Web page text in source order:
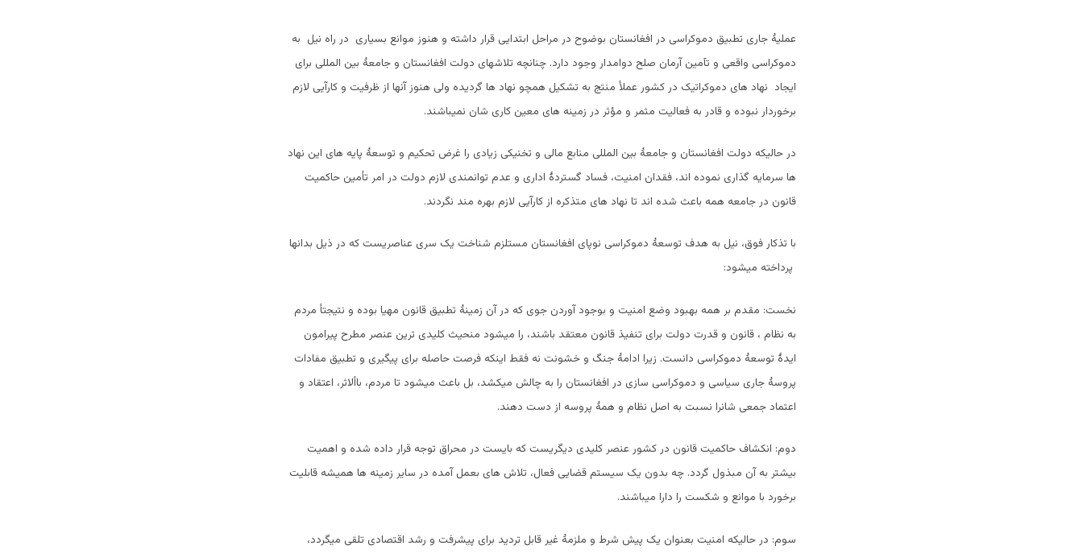
عملیۀ جاری تطبیق دموکراسی در افغانستان بوضوح در مراحل ابتدایی قرار داشته و هنوز موانع بسیاری در راه نیل به
دموکراسی واقعی و تآمین آرمان صلح دوامدار وجود دارد. چنانچه تلاشهای دولت افغانستان و جامعۀ بین المللی برای
ایجاد نهاد های دموکراتیک در کشور عملأ منتج به تشکیل همچو نهاد ها گردیده ولی هنوز آنها از ظرفیت و کارآیی لازم
برخوردار نبوده و قادر به فعالیت مثمر و مؤثر در زمینه های معین کاری شان نمیباشند.
در حالیکه دولت افغانستان و جامعۀ بین المللی منابع مالی و تخنیکی زیادی را غرض تحکیم و توسعۀ پایه های این نهاد
ها سرمایه گذاری نموده اند، فقدان امنیت، فساد گستردۀ اداری و عدم توانمندی لازم دولت در امر تأمین حاکمیت
قانون در جامعه همه باعث شده اند تا نهاد های متذکره از کارآیی لازم بهره مند نگردند.
با تذکار فوق، نیل به هدف توسعۀ دموکراسی نوپای افغانستان مستلزم شناخت یک سری عناصریست که در ذیل بدانها
پرداخته میشود:
نخست: مقدم بر همه بهبود وضع امنیت و بوجود آوردن جوی که در آن زمینۀ تطبیق قانون مهیا بوده و نتیجتأ مردم
به نظام ، قانون و قدرت دولت برای تنفیذ قانون معتقد باشند، را میشود منحیث کلیدی ترین عنصر مطرح پیرامون
ایدۀ توسعۀ دموکراسی دانست. زیرا ادامۀ جنگ و خشونت نه فقط اینکه فرصت حاصله برای پیگیری و تطبیق مفادات
پروسۀ جاری سیاسی و دموکراسی سازی در افغانستان را به چالش میکشد، بل باعث میشود تا مردم، باألاثر، اعتقاد و
اعتماد جمعی شانرا نسبت به اصل نظام و همۀ پروسه از دست دهند.
دوم: انکشاف حاکمیت قانون در کشور عنصر کلیدی دیگریست که بایست در محراق توجه قرار داده شده و اهمیت
بیشتر به آن مبذول گردد. چه بدون یک سیستم قضایی فعال، تلاش های بعمل آمده در سایر زمینه ها همیشه قابلیت
برخورد با موانع و شکست را دارا میباشند.
سوم: در حالیکه امنیت بعنوان یک پیش شرط و ملزمۀ غیر قابل تردید برای پیشرفت و رشد اقتصادی تلقی میگردد،